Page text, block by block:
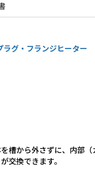
ラグ・フランジヒーター
槽から外さずに、内部
交換できます。